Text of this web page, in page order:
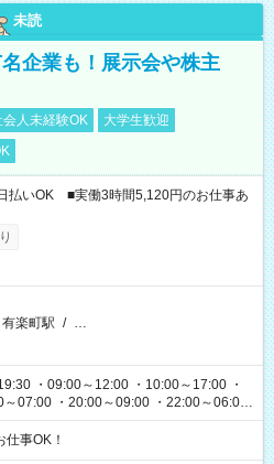
未読
企業も！展示会や株主
会人未経験OK
大学生歓迎
いOK ■実働3時間5,120円のお仕事あ
有楽町駅 / …
・09:00～12:00 ・10:00～17:00 ・
07:00 ・20:00～09:00 ・22:00～06:00
事OK！